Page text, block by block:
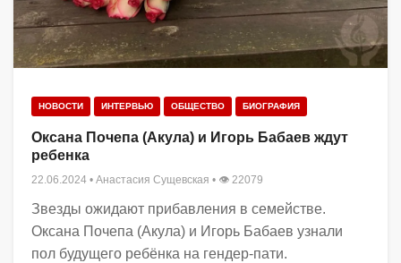
НОВОСТИ ИНТЕРВЬЮ ОБЩЕСТВО БИОГРАФИЯ
Оксана Почепа (Акула) и Игорь Бабаев ждут
ребенка
22.06.2024 • Анастасия Сущевская • 👁 22079
Звезды ожидают прибавления в семействе.
Оксана Почепа (Акула) и Игорь Бабаев узнали
пол будущего ребёнка на гендер-пати.